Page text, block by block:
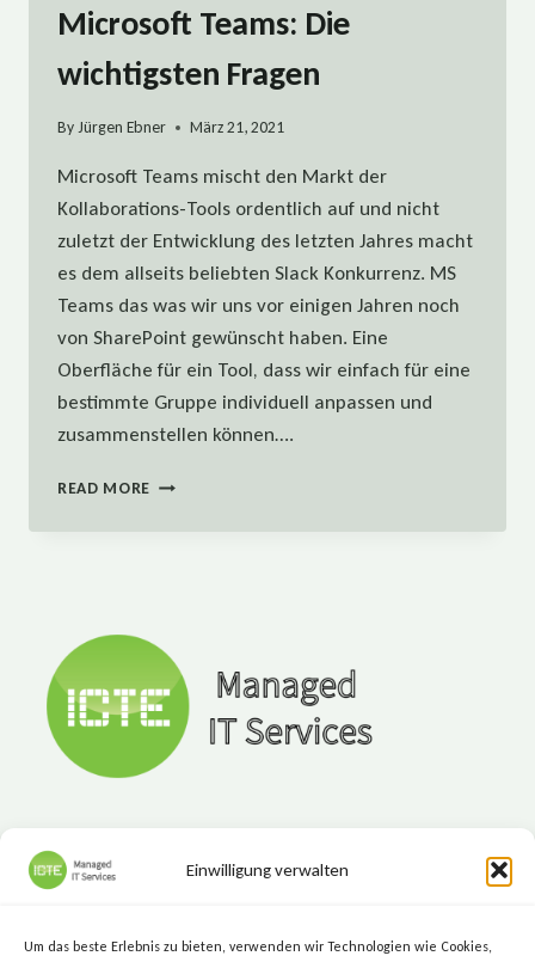
Einwilligung verwalten
Um das beste Erlebnis zu bieten, verwenden wir Technologien wie Cookies,
Microsoft Teams: Die
wichtigsten Fragen
ByJürgen Ebner März 21, 2021
Microsoft Teams mischt den Markt der
Kollaborations-Tools ordentlich auf und nicht
zuletzt der Entwicklung des letzten Jahres macht
es dem allseits beliebten Slack Konkurrenz. MS
Teams das was wir uns vor einigen Jahren noch
von SharePoint gewünscht haben. Eine
Oberfläche für ein Tool, dass wir einfach für eine
bestimmte Gruppe individuell anpassen und
zusammenstellen können….
READ MORE MICROSOFT
Marktgasse 7, 8720 Knittelfeld